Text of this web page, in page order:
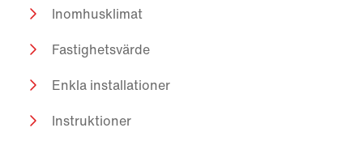
Inomhusklimat
Fastighetsvärde
Enkla installationer
Instruktioner